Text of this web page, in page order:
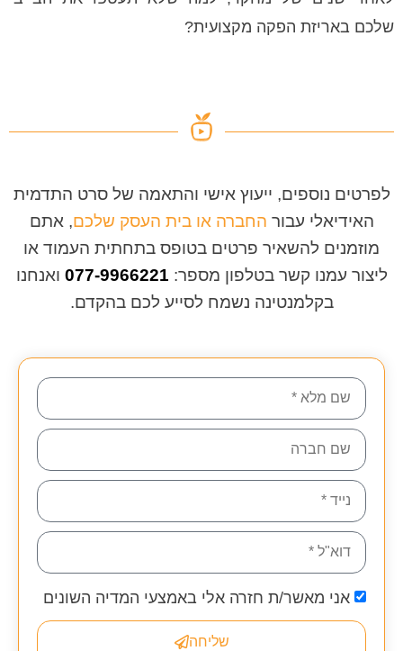
שלכם באריזת הפקה מקצועית?
לפרטים נוספים, ייעוץ אישי והתאמה של סרט התדמית
האידיאלי עבור החברה או בית העסק שלכם, אתם
מוזמנים להשאיר פרטים בטופס בתחתית העמוד או
ליצור עמנו קשר בטלפון מספר: 077-9966221 ואנחנו
בקלמנטינה נשמח לסייע לכם בהקדם.
אני מאשר/ת חזרה אלי באמצעי המדיה השונים
שליחה